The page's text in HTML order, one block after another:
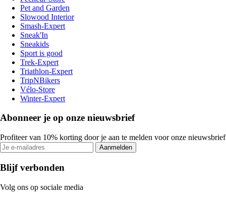
Pet and Garden
Slowood Interior
Smash-Expert
Sneak'In
Sneakids
Sport is good
Trek-Expert
Triathlon-Expert
TripNBikers
Vélo-Store
Winter-Expert
Abonneer je op onze nieuwsbrief
Profiteer van 10% korting door je aan te melden voor onze nieuwsbrief
Aanmelden
Blijf verbonden
Volg ons op sociale media